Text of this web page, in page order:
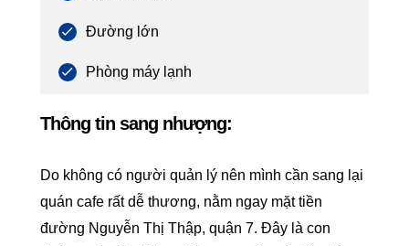
Đường lớn
Phòng máy lạnh
Thông tin sang nhượng:
Do không có người quản lý nên mình cần sang lại
quán cafe rất dễ thương, nằm ngay mặt tiền
đường Nguyễn Thị Thập, quận 7. Đây là con